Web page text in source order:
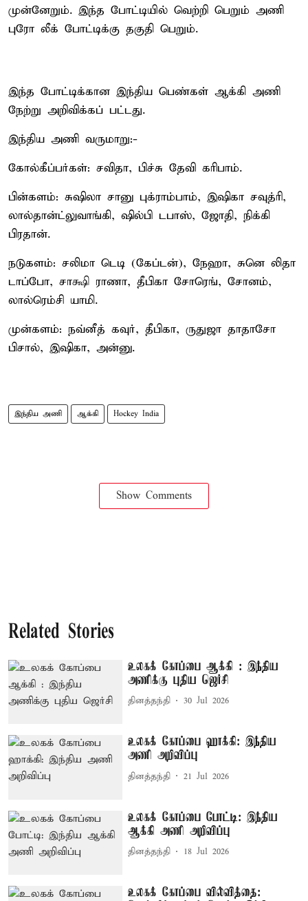
முன்னேறும். இந்த போட்டியில் வெற்றி பெறும் அணி
புரோ லீக் போட்டிக்கு தகுதி பெறும்.
இந்த போட்டிக்கான இந்திய பெண்கள் ஆக்கி அணி
நேற்று அறிவிக்கப் பட்டது.
இந்திய அணி வருமாறு:-
கோல்கீப்பர்கள்: சவிதா, பிச்சு தேவி கரிபாம்.
பின்களம்: சுஷிலா சானு புக்ராம்பாம், இஷிகா சவுத்ரி,
லால்தான்ட்லுவாங்கி, ஷில்பி டபாஸ், ஜோதி, நிக்கி
பிரதான்.
நடுகளம்: சலிமா டெடி (கேப்டன்), நேஹா, சுனெ லிதா
டாப்போ, சாக்ஷி ராணா, தீபிகா சோரெங், சோனம்,
லால்ரெம்சி யாமி.
முன்களம்: நவ்னீத் கவுர், தீபிகா, ருதுஜா தாதாசோ
பிசால், இஷிகா, அன்னு.
இந்திய அணி ஆக்கி Hockey India
Show Comments
Related Stories
உலகக் கோப்பை ஆக்கி : இந்திய
அணிக்கு புதிய ஜெர்சி
தினத்தந்தி 30 Jul 2026
உலகக் கோப்பை ஹாக்கி: இந்திய
அணி அறிவிப்பு
தினத்தந்தி 21 Jul 2026
உலகக் கோப்பை போட்டி: இந்திய
ஆக்கி அணி அறிவிப்பு
தினத்தந்தி 18 Jul 2026
உலகக் கோப்பை வில்வித்தை: